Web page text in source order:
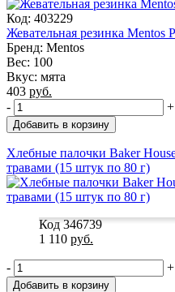
Код: 403229
Жевательная резинка Mentos
Бренд: Mentos
Вес: 100
Вкус: мята
403 руб.
-
+
Добавить в корзину
Хлебные палочки Baker
травами (15 штук по 80 г)
Код 346739
1 110 руб.
- +
Добавить в корзину